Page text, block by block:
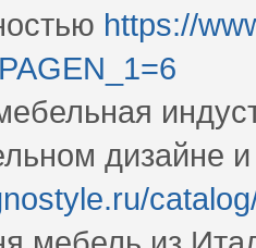
https://
дизайне и